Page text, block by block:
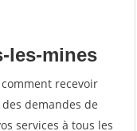
les-mines
recevoir
demandes de
services à tous les